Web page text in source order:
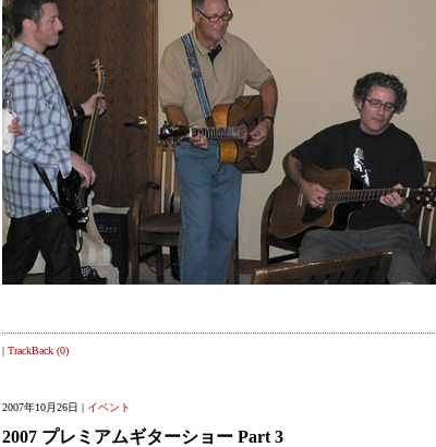
| TrackBack (0)
2007年10月26日 | イベント
2007 プレミアムギターショー Part 3